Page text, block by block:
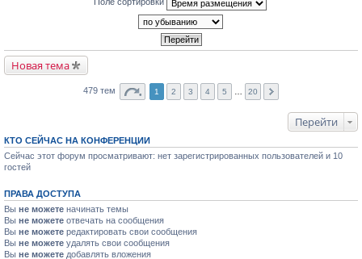
Новая тема
479 тем 1 2 3 4 5 20
Перейти
КТО СЕЙЧАС НА КОНФЕРЕНЦИИ
Сейчас этот форум просматривают: нет зарегистрированных пользователей и 10
гостей
ПРАВА ДОСТУПА
Вы не можете начинать темы
Вы не можете отвечать на сообщения
Вы не можете редактировать свои сообщения
Вы не можете удалять свои сообщения
Вы не можете добавлять вложения